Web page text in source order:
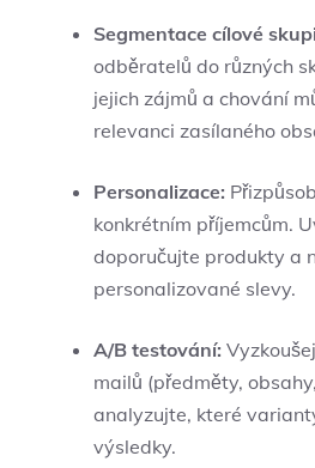
Segmentace cílové
odběratelů do různých
jejich zájmů a chování
relevanci zasílaného
Personalizace:
konkrétním příjemcům.
doporučujte produkty a
personalizované slevy.
A/B testování:
mailů (předměty,
analyzujte, které
výsledky.